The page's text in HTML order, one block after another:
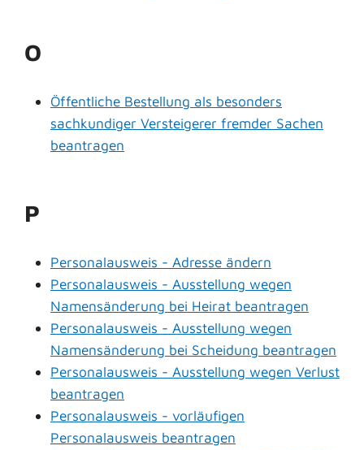
O
Öffentliche Bestellung als besonders
sachkundiger Versteigerer fremder Sachen
beantragen
P
Personalausweis - Adresse ändern
Personalausweis - Ausstellung wegen
Namensänderung bei Heirat beantragen
Personalausweis - Ausstellung wegen
Namensänderung bei Scheidung beantragen
Personalausweis - Ausstellung wegen Verlust
beantragen
Personalausweis - vorläufigen
Personalausweis beantragen